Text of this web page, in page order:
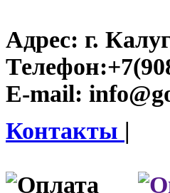
Адрес: г.
Телефон:
E-mail:
Контакты |